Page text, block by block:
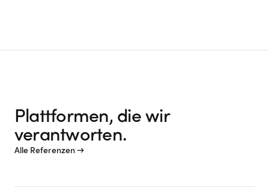
Plattformen, die wir
verantworten.
Alle Referenzen →